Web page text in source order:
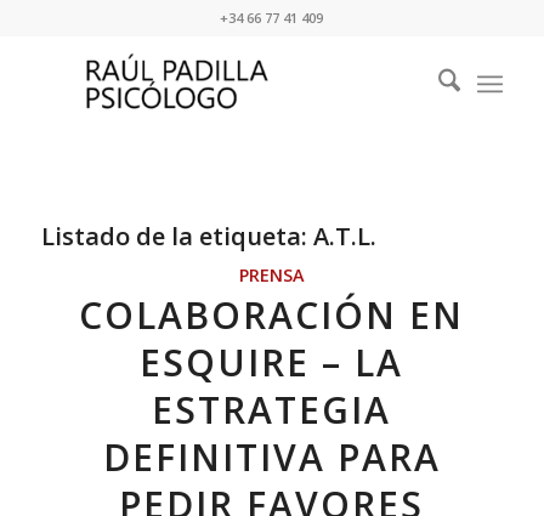
+34 66 77 41 409
Listado de la etiqueta: A.T.L.
PRENSA
COLABORACIÓN EN
ESQUIRE – LA
ESTRATEGIA
DEFINITIVA PARA
PEDIR FAVORES